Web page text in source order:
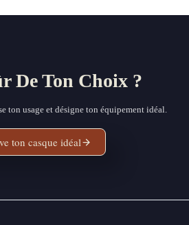
De Ton Choix ?
ton usage et désigne ton équipement idéal.
ton casque idéal